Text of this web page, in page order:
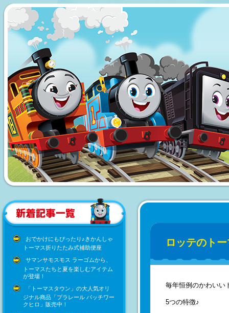
おでかけにもぴったり♪きかんしゃ
トーマス折りたたみ式補助便座
サマンサモスモス ラーゴムから、
トーマスたちと夏を楽しむアイテム
が登場！
「トーマスタウン」の大人気オリ
ジナル商品「プラレール パッチワー
クヒロ」販売中！
ロッテのト
毎年恒例のかわいい
5つの特徴♪